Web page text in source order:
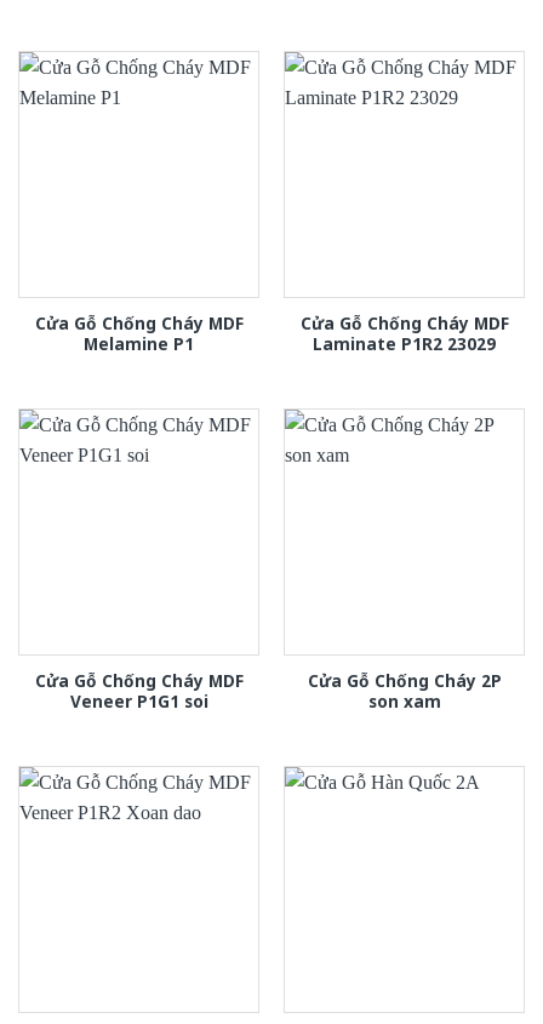
Cửa Gỗ Chống Cháy MDF
Melamine P1
Cửa Gỗ Chống Cháy MDF
Laminate P1R2 23029
Cửa Gỗ Chống Cháy MDF
Veneer P1G1 soi
Cửa Gỗ Chống Cháy 2P
son xam